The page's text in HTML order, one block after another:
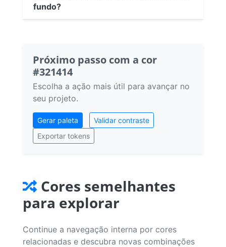
fundo?
Próximo passo com a cor
#321414
Escolha a ação mais útil para avançar no
seu projeto.
Gerar paleta
Validar contraste
Exportar tokens
Cores semelhantes
para explorar
Continue a navegação interna por cores
relacionadas e descubra novas combinações